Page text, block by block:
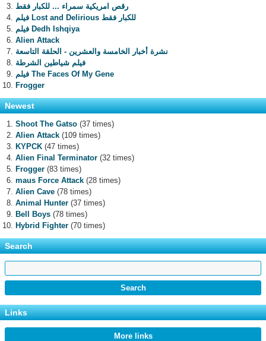
رقص امريكية سمراء ... للكبار فقط
فيلم Lost and Delirious للكبار فقط
فيلم Dedh Ishqiya
Alien Attack
نشرة أخبار الخامسة والعشرين - الحلقة التاسعة
فيلم شياطين الشرطة
فيلم The Faces Of My Gene
Frogger
Newest
Shoot The Gatso (37 times)
Alien Attack (109 times)
KYPCK (47 times)
Alien Final Terminator (32 times)
Frogger (83 times)
maus Force Attack (28 times)
Alien Cave (78 times)
Animal Hunter (37 times)
Bell Boys (78 times)
Hybrid Fighter (70 times)
Search
Links
More links